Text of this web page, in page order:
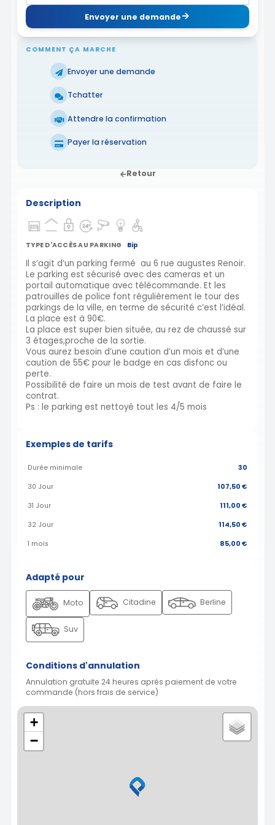
Envoyer une demande
COMMENT ÇA MARCHE
Envoyer une demande
Tchatter
Attendre la confirmation
Payer la réservation
Retour
Description
TYPE D'ACCÈS AU PARKING Bip
Il s’agit d’un parking fermé au 6 rue augustes Renoir.
Le parking est sécurisé avec des cameras et un
portail automatique avec télécommande. Et les
patrouilles de police font régulièrement le tour des
parkings de la ville, en terme de sécurité c’est l’idéal.
La place est à 90€.
La place est super bien située, au rez de chaussé sur
3 étages,proche de la sortie.
Vous aurez besoin d’une caution d’un mois et d’une
caution de 55€ pour le badge en cas disfonc ou
perte.
Possibilité de faire un mois de test avant de faire le
contrat.
Ps : le parking est nettoyé tout les 4/5 mois
Exemples de tarifs
Durée minimale 30
30 Jour 107,50 €
31 Jour 111,00 €
32 Jour 114,50 €
1 mois 85,00 €
Adapté pour
Moto Citadine Berline
Suv
Conditions d'annulation
Annulation gratuite 24 heures après paiement de votre
commande (hors frais de service)
+
−